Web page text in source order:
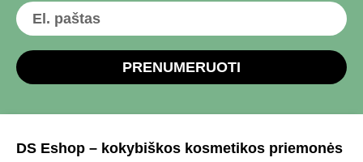
PRENUMERUOTI
DS Eshop – kokybiškos kosmetikos priemonės